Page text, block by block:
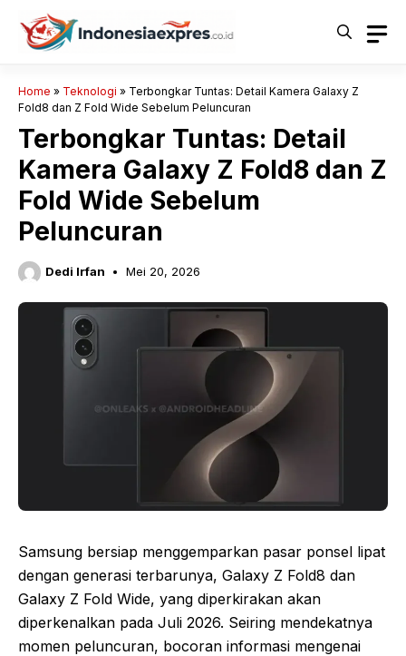
Langsung
Home » Teknologi » Terbongkar Tuntas: Detail Kamera Galaxy Z
Fold8 dan Z Fold Wide Sebelum Peluncuran
Terbongkar Tuntas: Detail
Kamera Galaxy Z Fold8 dan Z
Fold Wide Sebelum
Peluncuran
Dedi Irfan Mei 20, 2026
Samsung bersiap menggemparkan pasar ponsel lipat
dengan generasi terbarunya, Galaxy Z Fold8 dan
Galaxy Z Fold Wide, yang diperkirakan akan
diperkenalkan pada Juli 2026. Seiring mendekatnya
momen peluncuran, bocoran informasi mengenai